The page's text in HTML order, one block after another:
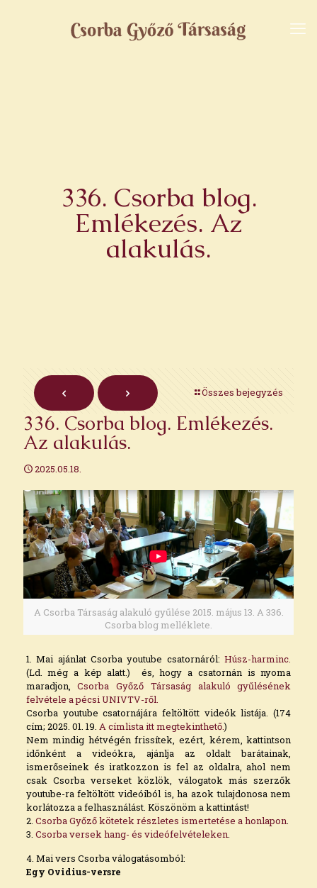
336. Csorba blog.
Emlékezés. Az
alakulás.
Összes bejegyzés
336. Csorba blog. Emlékezés.
Az alakulás.
2025.05.18.
A Csorba Társaság alakuló gyűlése 2015. május 13. A 336.
Csorba blog melléklete.
1. Mai ajánlat Csorba youtube csatornáról:Húsz-harminc.
(Ld. még a kép alatt.) és, hogy a csatornán is nyoma
maradjon,Csorba Győző Társaság alakuló gyűlésének
felvétele a pécsi UNIVTV-ről.
Csorba youtube csatornájára feltöltött videók listája. (174
cím; 2025. 01. 19. A címlista itt megtekinthető.)
Nem mindig hétvégén frissítek, ezért, kérem, kattintson
időnként a videókra, ajánlja az oldalt barátainak,
ismerőseinek és iratkozzon is fel az oldalra, ahol nem
csak Csorba verseket közlök, válogatok más szerzők
youtube-ra feltöltött videóiból is, ha azok tulajdonosa nem
korlátozza a felhasználást. Köszönöm a kattintást!
2. Csorba Győző kötetek részletes ismertetése a honlapon.
3. Csorba versek hang- és videófelvételeken.
4. Mai vers Csorba válogatásomból:
Egy Ovidius-versre